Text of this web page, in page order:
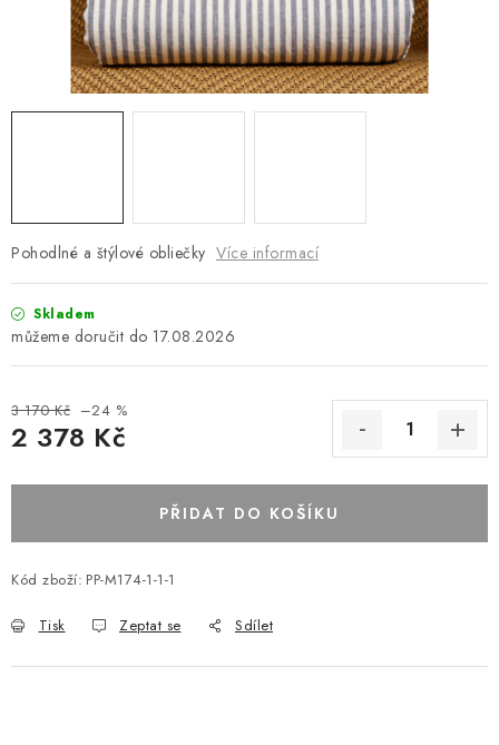
Platba a doprava
Reklamační řád
Všeobecné obchodní podmínky
Jak využíváme cookies
Ochrana osobních údajů
Odstoupení od smlouvy
Pohodlné a štýlové obliečky Více informací
Skladem
17.08.2026
3 170 Kč –24 %
2 378 Kč
PŘIDAT DO KOŠÍKU
Kód zboží: PP-M174-1-1-1
Tisk Zeptat se Sdílet